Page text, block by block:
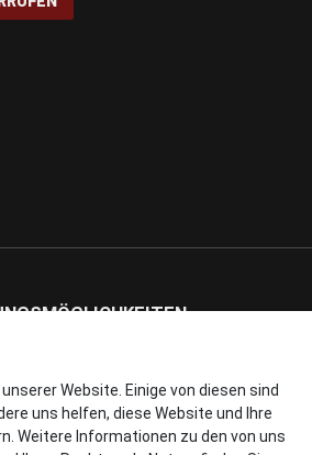
VERSENDEN MIT
Website. Einige von diesen sind
uns helfen, diese Website und Ihre
Weitere Informationen zu den von uns